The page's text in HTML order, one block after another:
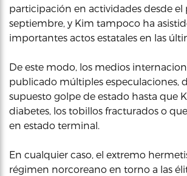
participación en actividades desde el
septiembre, y Kim tampoco ha
importantes actos estatales en las
De este modo, los medios
publicado múltiples especulaciones,
supuesto golpe de estado hasta que
diabetes, los tobillos fracturados o
en estado terminal.
En cualquier caso, el extremo
régimen norcoreano en torno a las